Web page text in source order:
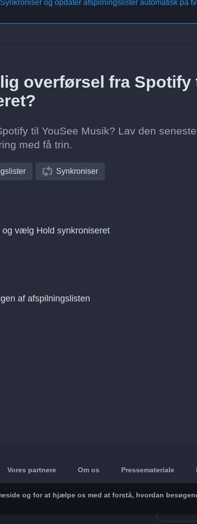
Synkroniser og opdater afspilningslister automatisk på
overførsel fra Spotify
til YouSee Musik? Lav den seneste
med få trin.
Synkroniser
og vælg Hold synkroniseret
af afspilningslisten
Vores partnere Om os Pressemateriale
og for at hjælpe os med at forstå, hvordan